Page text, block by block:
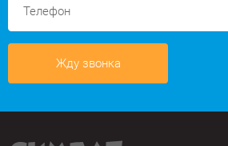
Жду звонка